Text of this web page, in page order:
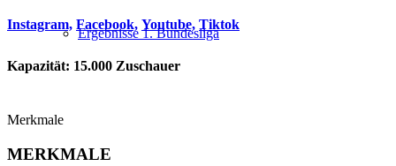
Ergebnisse 1. Bundesliga
Instagram, Facebook, Youtube, Tiktok
Kapazität: 15.000 Zuschauer
Merkmale
MERKMALE